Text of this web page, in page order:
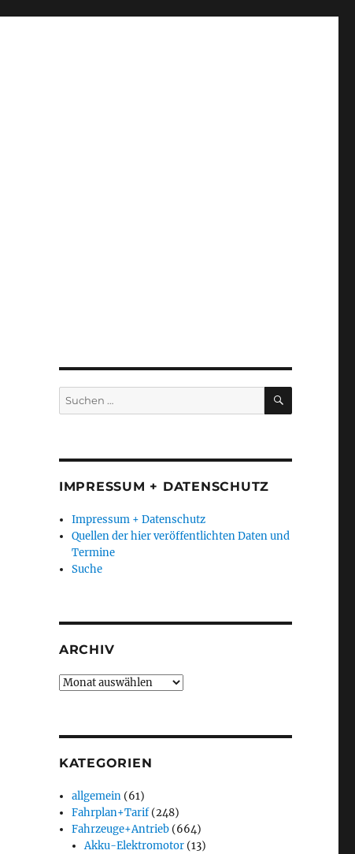
Suchen
nach:
SUCHEN
IMPRESSUM + DATENSCHUTZ
Impressum + Datenschutz
Quellen der hier veröffentlichten Daten und
Termine
Suche
ARCHIV
Archiv
KATEGORIEN
allgemein (61)
Fahrplan+Tarif(248)
Fahrzeuge+Antrieb (664)
Akku-Elektromotor (13)